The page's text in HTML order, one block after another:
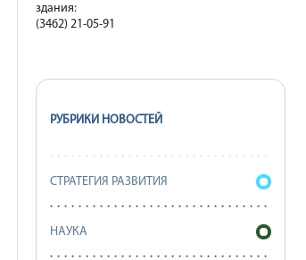
здания:
(3462) 21-05-91
РУБРИКИ НОВОСТЕЙ
СТРАТЕГИЯ РАЗВИТИЯ
НАУКА